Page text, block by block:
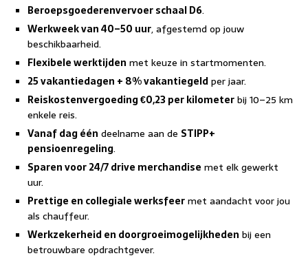
Beroepsgoederenvervoer schaal D6.
Werkweek van 40–50 uur, afgestemd op jouw
beschikbaarheid.
Flexibele werktijden met keuze in startmomenten.
25 vakantiedagen + 8% vakantiegeldper jaar.
Reiskostenvergoeding €0,23 per kilometerbij 10–25 km
enkele reis.
Vanaf dag één deelname aan de STIPP+
pensioenregeling.
Sparen voor 24/7 drive merchandise met elk gewerkt
uur.
Prettige en collegiale werksfeermet aandacht voor jou
als chauffeur.
Werkzekerheid en doorgroeimogelijkheden bij een
betrouwbare opdrachtgever.